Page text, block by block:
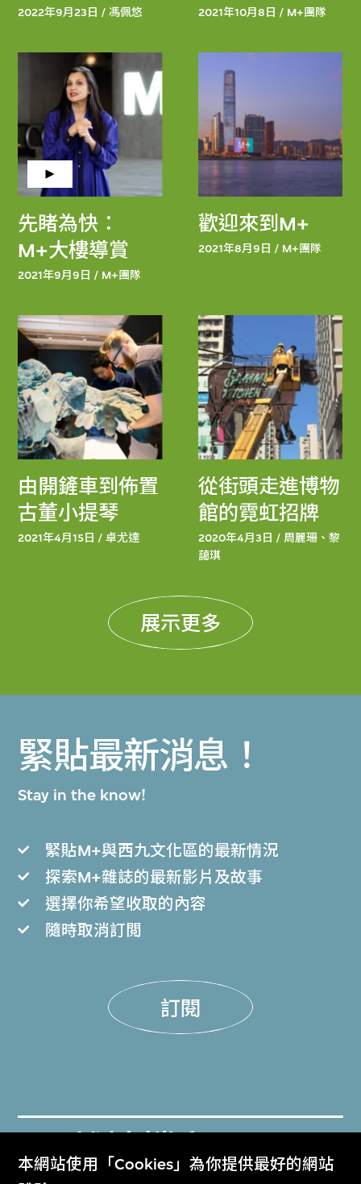
本網站使用「Cookies」為你提供最好的網站
2022年9月23日 / 馮佩悠 2021年10月8日 / M+團隊
先睹為快：
M+大樓導賞
2021年9月9日 / M+團隊
歡迎來到M+
2021年8月9日 / M+團隊
由開鏟車到佈置
古董小提琴
2021年4月15日 / 卓尤達
從街頭走進博物
館的霓虹招牌
2020年4月3日 / 周麗珊、黎
藹琪
展示更多
緊貼最新消息！
Stay in the know!
緊貼M+與西九文化區的最新情況
探索M+雜誌的最新影片及故事
選擇你希望收取的內容
隨時取消訂閲
訂閱
M+雜誌檔案